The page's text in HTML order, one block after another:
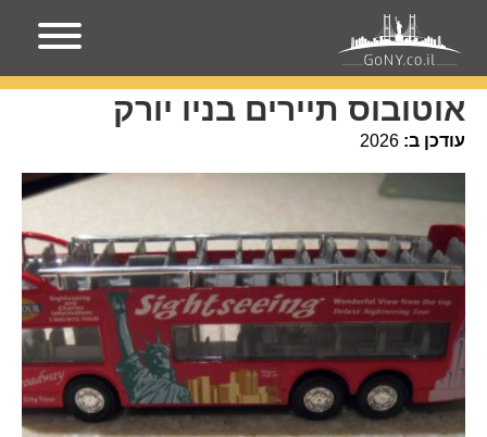
עמוד הבית אירועים בניו-יורק
אוטובוס תיירים בניו יורק
עודכן ב: 2026